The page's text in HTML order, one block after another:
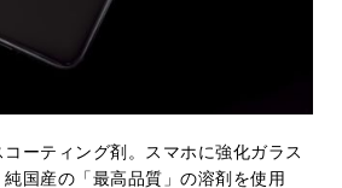
ーティング剤。スマホに強化ガラス
国産の「最高品質」の溶剤を使用